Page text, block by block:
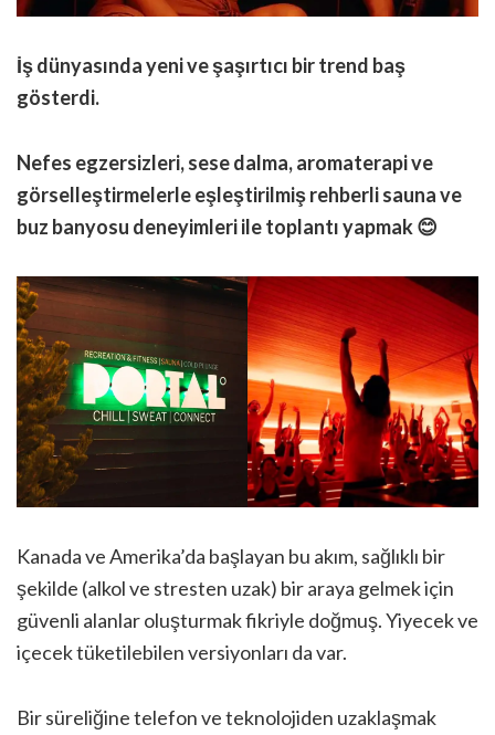
İş dünyasında yeni ve şaşırtıcı bir trend baş
gösterdi.
Nefes egzersizleri, sese dalma, aromaterapi ve
görselleştirmelerle eşleştirilmiş rehberli sauna ve
buz banyosu deneyimleri ile toplantı yapmak 😊
Kanada ve Amerika’da başlayan bu akım, sağlıklı bir
şekilde (alkol ve stresten uzak) bir araya gelmek için
güvenli alanlar oluşturmak fikriyle doğmuş. Yiyecek ve
içecek tüketilebilen versiyonları da var.
Bir süreliğine telefon ve teknolojiden uzaklaşmak